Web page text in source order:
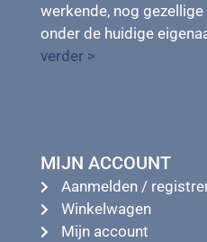
werkende, nog
onder de huidige
verder >
MIJN ACCOUNT
Aanmelden /
Winkelwagen
Mijn account